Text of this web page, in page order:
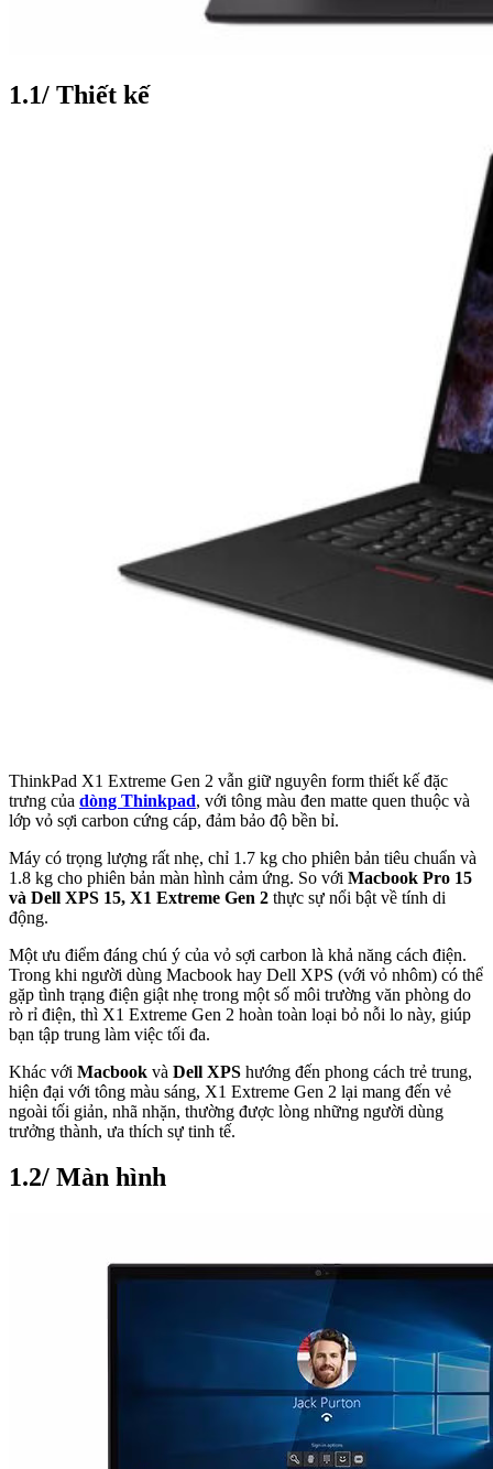
1.1/ Thiết kế
ThinkPad X1 Extreme Gen 2 vẫn giữ nguyên form thiết kế đặc
trưng của dòng Thinkpad, với tông màu đen matte quen thuộc và
lớp vỏ sợi carbon cứng cáp, đảm bảo độ bền bỉ.
Máy có trọng lượng rất nhẹ, chỉ 1.7 kg cho phiên bản tiêu chuẩn và
1.8 kg cho phiên bản màn hình cảm ứng. So với Macbook Pro 15
và Dell XPS 15, X1 Extreme Gen 2 thực sự nổi bật về tính di
động.
Một ưu điểm đáng chú ý của vỏ sợi carbon là khả năng cách điện.
Trong khi người dùng Macbook hay Dell XPS (với vỏ nhôm) có thể
gặp tình trạng điện giật nhẹ trong một số môi trường văn phòng do
rò rỉ điện, thì X1 Extreme Gen 2 hoàn toàn loại bỏ nỗi lo này, giúp
bạn tập trung làm việc tối đa.
Khác với Macbook và Dell XPS hướng đến phong cách trẻ trung,
hiện đại với tông màu sáng, X1 Extreme Gen 2 lại mang đến vẻ
ngoài tối giản, nhã nhặn, thường được lòng những người dùng
trưởng thành, ưa thích sự tinh tế.
1.2/ Màn hình